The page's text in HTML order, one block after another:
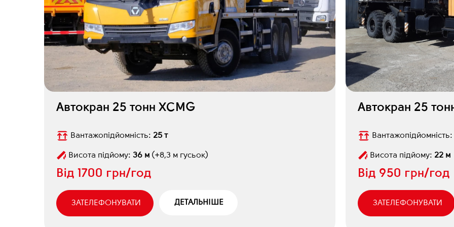
Автокран 25 тонн XCMG
Вантажопідйомність: 25 т
Висота підйому: 36 м (+8,3 м гусьок)
Від 1700 грн/год
ЗАТЕЛЕФОНУВАТИ ДЕТАЛЬНІШЕ
Автокран 25
Вантажопідйомність:
Висота підйому: 22 м
Від 950 грн/год
ЗАТЕЛЕФОНУВАТИ